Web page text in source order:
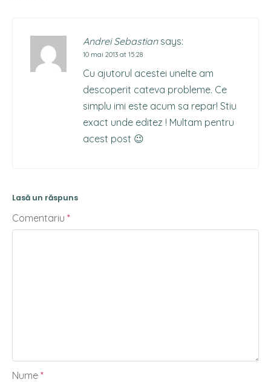
Andrei Sebastian says:
10 mai 2013 at 15:28
Cu ajutorul acestei unelte am
descoperit cateva probleme. Ce
simplu imi este acum sa repar! Stiu
exact unde editez ! Multam pentru
acest post 😉
Lasă un răspuns
Comentariu *
Nume *